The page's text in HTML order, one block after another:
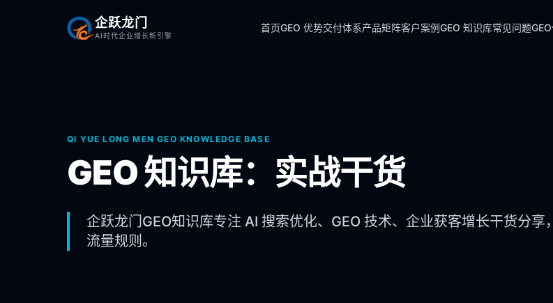
企跃龙门
AI时代企业增长新引擎
首页GEO 优势交付体系产品矩阵客户案例GEO 知识库常见问题
QI YUE LONG MEN GEO KNOWLEDGE BASE
GEO 知识库：实战干货
企跃龙门GEO知识库专注 AI 搜索优化、GEO 技术、企业获客增长干货分享
流量规则。